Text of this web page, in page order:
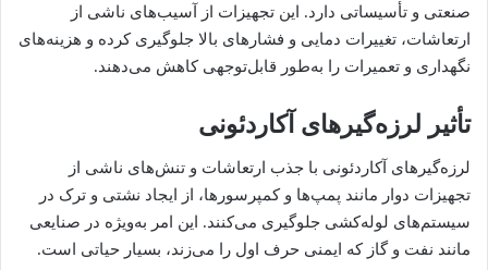
صنعتی و تأسیساتی دارد. این تجهیزات از آسیب‌های ناشی از
ارتعاشات، تغییرات دمایی و فشارهای بالا جلوگیری کرده و هزینه‌های
نگهداری و تعمیرات را به‌طور قابل‌توجهی کاهش می‌دهند.
تأثیر لرزه‌گیرهای آکاردئونی
لرزه‌گیرهای آکاردئونی با جذب ارتعاشات و تنش‌های ناشی از
تجهیزات دوار مانند پمپ‌ها و کمپرسورها، از ایجاد نشتی و ترک در
سیستم‌های لوله‌کشی جلوگیری می‌کنند. این امر به‌ویژه در صنایعی
مانند نفت و گاز که ایمنی حرف اول را می‌زند، بسیار حیاتی است.